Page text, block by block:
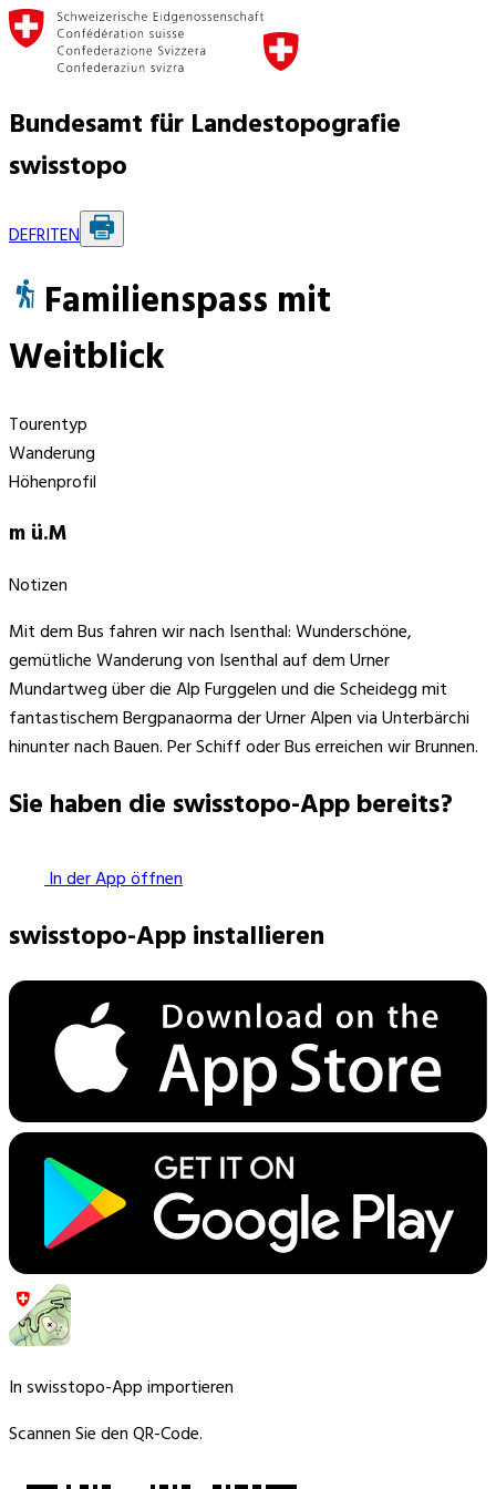
Bundesamt für Landestopografie
swisstopo
DEFRITEN
Familienspass mit
Weitblick
Tourentyp
Wanderung
Höhenprofil
m ü.M
Notizen
Mit dem Bus fahren wir nach Isenthal: Wunderschöne,
gemütliche Wanderung von Isenthal auf dem Urner
Mundartweg über die Alp Furggelen und die Scheidegg mit
fantastischem Bergpanaorma der Urner Alpen via Unterbärchi
hinunter nach Bauen. Per Schiff oder Bus erreichen wir Brunnen.
Sie haben die swisstopo-App bereits?
In der App öffnen
swisstopo-App installieren
In swisstopo-App importieren
Scannen Sie den QR-Code.